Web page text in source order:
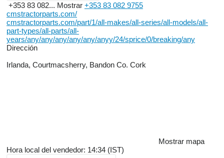
+353 83 082... Mostrar +353 83 082 9755
cmstractorparts.com/
cmstractorparts.com/part/1/all-makes/all-series/all-models/all-
part-types/all-parts/all-
years/any/any/any/any/any/anyy/24/sprice/0/breaking/any
Dirección
Irlanda, Courtmacsherry, Bandon Co. Cork
Mostrar mapa
Hora local del vendedor: 14:34 (IST)